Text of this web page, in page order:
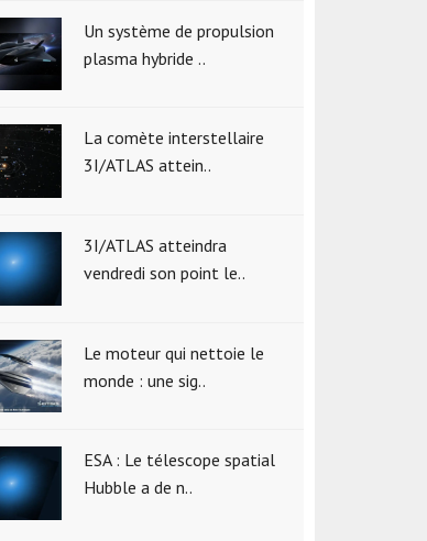
Un système de propulsion
plasma hybride ..
La comète interstellaire
3I/ATLAS attein..
3I/ATLAS atteindra
vendredi son point le..
Le moteur qui nettoie le
monde : une sig..
ESA : Le télescope spatial
Hubble a de n..